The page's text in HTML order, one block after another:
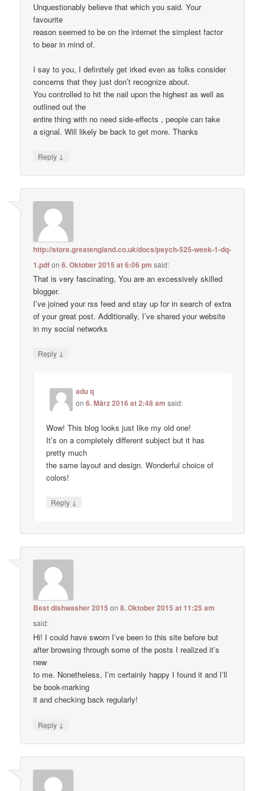
Unquestionably believe that which you said. Your
favourite
reason seemed to be on the internet the simplest factor
to bear in mind of.
I say to you, I definitely get irked even as folks consider
concerns that they just don’t recognize about.
You controlled to hit the nail upon the highest as well as
outlined out the
entire thing with no need side-effects , people can take
a signal. Will likely be back to get more. Thanks
Reply ↓
http://store.greatengland.co.uk/docs/psych-525-week-1-dq-
1.pdfon6. Oktober 2015 at 6:06 pm said:
That is very fascinating, You are an excessively skilled
blogger.
I’ve joined your rss feed and stay up for in search of extra
of your great post. Additionally, I’ve shared your website
in my social networks
Reply ↓
adu q
on6. März 2016 at 2:48 am said:
Wow! This blog looks just like my old one!
It’s on a completely different subject but it has
pretty much
the same layout and design. Wonderful choice of
colors!
Reply ↓
Best dishwasher 2015 on8. Oktober 2015 at 11:25 am
said:
Hi! I could have sworn I’ve been to this site before but
after browsing through some of the posts I realized it’s
new
to me. Nonetheless, I’m certainly happy I found it and I’ll
be book-marking
it and checking back regularly!
Reply ↓